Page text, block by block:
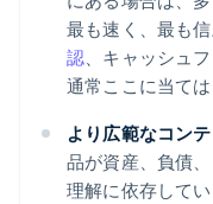
最も速く、最も
認、キャッシュ
通常ここに当ては
より広範なコン
品が資産、負債
理解に依存して